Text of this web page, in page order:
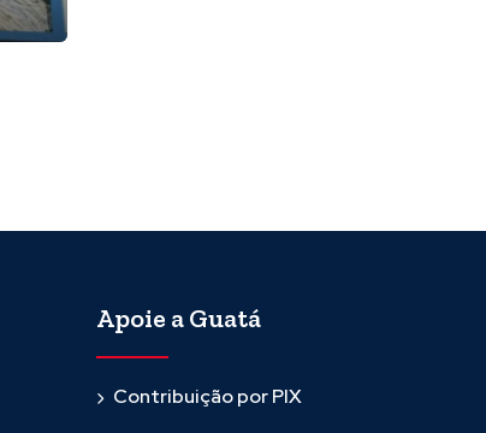
Apoie a Guatá
Contribuição por PIX